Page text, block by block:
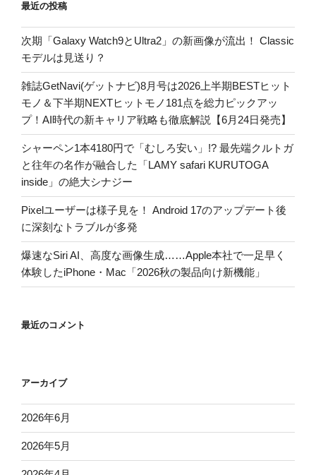
最近の投稿
次期「Galaxy Watch9とUltra2」の新画像が流出！ Classic
モデルは見送り？
雑誌GetNavi(ゲットナビ)8月号は2026上半期BESTヒット
モノ＆下半期NEXTヒットモノ181点を総力ピックアッ
プ！AI時代の新キャリア戦略も徹底解説【6月24日発売】
シャーペン1本4180円で「むしろ安い」!? 最先端クルトガ
と往年の名作が融合した「LAMY safari KURUTOGA
inside」の絶大シナジー
Pixelユーザーは様子見を！ Android 17のアップデート後
に深刻なトラブルが多発
爆速なSiri AI、高度な画像生成……Apple本社で一足早く
体験したiPhone・Mac「2026秋の製品向け新機能」
最近のコメント
アーカイブ
2026年6月
2026年5月